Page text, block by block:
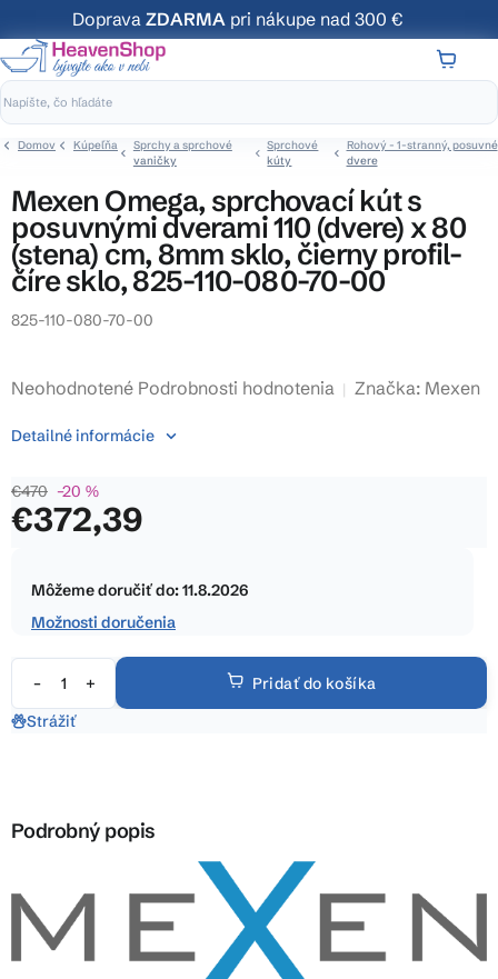
na
obsah
Doprava ZDARMA pri nákupe nad 300 €
Domov Kúpeľňa
Sprchy a sprchové
vaničky
Sprchové
kúty
Rohový - 1-stranný, posuvné
dvere
Mexen Omega, sprchovací kút s
posuvnými dverami 110 (dvere) x 80
(stena) cm, 8mm sklo, čierny profil-
číre sklo, 825-110-080-70-00
825-110-080-70-00
Priemerné
produktu
0,0
z
Neohodnotené Podrobnosti hodnotenia Značka: Mexen
€470 –20 %
€372,39
cena:
Môžeme doručiť do:11.8.2026
Možnosti doručenia
Pridať do košíka
Detailné informácie
Strážiť
Podrobný popis